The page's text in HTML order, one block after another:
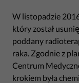
W listopadzie
który został
poddany
raka. Zgodnie z
Centrum
krokiem była